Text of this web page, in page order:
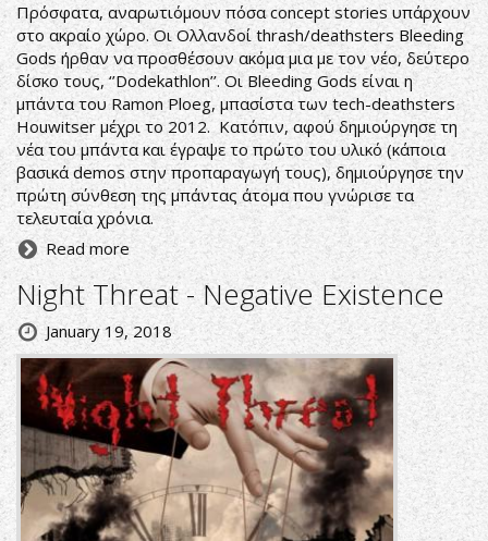
Πρόσφατα, αναρωτιόμουν πόσα concept stories υπάρχουν
στο ακραίο χώρο. Οι Ολλανδοί thrash/deathsters Bleeding
Gods ήρθαν να προσθέσουν ακόμα μια με τον νέο, δεύτερο
δίσκο τους, ‘’Dodekathlon’’. Οι Bleeding Gods είναι η
μπάντα του Ramon Ploeg, μπασίστα των tech-deathsters
Houwitser μέχρι το 2012. Κατόπιν, αφού δημιούργησε τη
νέα του μπάντα και έγραψε το πρώτο του υλικό (κάποια
βασικά demos στην προπαραγωγή τους), δημιούργησε την
πρώτη σύνθεση της μπάντας άτομα που γνώρισε τα
τελευταία χρόνια.
Read more
Night Threat - Negative Existence
January 19, 2018